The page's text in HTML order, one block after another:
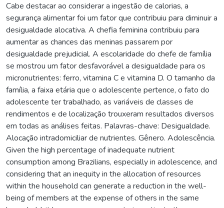
Cabe destacar ao considerar a ingestão de calorias, a
segurança alimentar foi um fator que contribuiu para diminuir a
desigualdade alocativa. A chefia feminina contribuiu para
aumentar as chances das meninas passarem por
desigualdade prejudicial. A escolaridade do chefe de família
se mostrou um fator desfavorável a desigualdade para os
micronutrientes: ferro, vitamina C e vitamina D. O tamanho da
família, a faixa etária que o adolescente pertence, o fato do
adolescente ter trabalhado, as variáveis de classes de
rendimentos e de localização trouxeram resultados diversos
em todas as análises feitas. Palavras-chave: Desigualdade.
Alocação intradomiciliar de nutrientes. Gênero. Adolescência.
Given the high percentage of inadequate nutrient
consumption among Brazilians, especially in adolescence, and
considering that an inequity in the allocation of resources
within the household can generate a reduction in the well-
being of members at the expense of others in the same